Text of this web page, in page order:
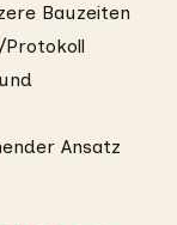
Bauzeiten
Protokoll
Ansatz